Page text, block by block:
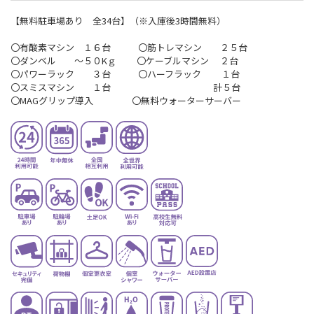
【無料駐車場あり 全34台】（※入庫後3時間無料）
〇有酸素マシン １６台 〇筋トレマシン ２５台
〇ダンベル ～５０Kｇ 〇ケーブルマシン ２台
〇パワーラック ３台 〇ハーフラック １台
〇スミスマシン １台 計５台
〇MAGグリップ導入 〇無料ウォーターサーバー